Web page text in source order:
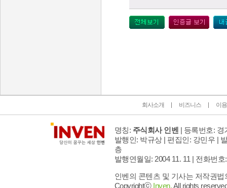
회사소개 비즈니스 이
명칭: 주식회사 인벤 | 등록번호: 경
발행인: 박규상 | 편집인: 강민우 |
층
발행연월일: 2004 11. 11 | 전화번호
인벤의 콘텐츠 및 기사는 저작권
Copyrightⓒ Inven.All rights